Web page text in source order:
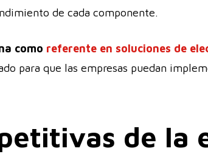
de cada componente.
como referente en soluciones de
para que las empresas puedan
de la